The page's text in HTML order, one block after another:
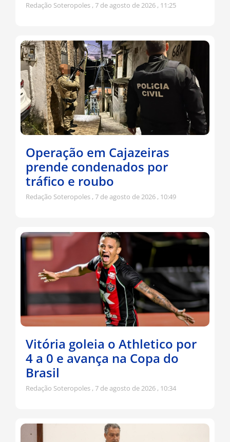
Redação Soteropoles 7 de agosto de 2026 11:25
Operação em Cajazeiras
prende condenados por
tráfico e roubo
Redação Soteropoles 7 de agosto de 2026 10:49
Vitória goleia o Athletico por
4 a 0 e avança na Copa do
Brasil
Redação Soteropoles 7 de agosto de 2026 10:34